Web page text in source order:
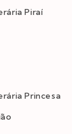
Piraí
Princesa